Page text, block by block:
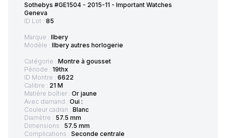
Sothebys #GE1504 - 2015-11 - Important Watches
Geneva
ID Lot : 85
Marque : Ilbery
Modèle : Ilbery autres horlogerie
Catégorie : Montre à gousset
Période : 19thx
ID Montre : 6622
Calibre : 21 M
Matière boîtier : Or jaune
Avec diamand : Oui :
Couleur cadran : Blanc
Diamètre : 57.5 mm
Dimensions : 57.5 mm
Complications : Seconde centrale